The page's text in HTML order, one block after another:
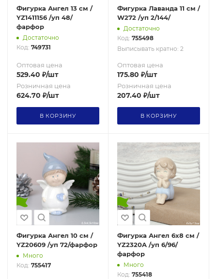
Фигурка Ангел 13 см /
YZ1411156 /уп 48/
фарфор
Достаточно
Код: 749731
Оптовая цена
529.40 ₽/шт
Розничная цена
624.70 ₽/шт
В КОРЗИНУ
Фигурка Лаванда 11 см /
W272 /уп 2/144/
Достаточно
Код: 755498
Выписывать кратно: 2
Оптовая цена
175.80 ₽/шт
Розничная цена
207.40 ₽/шт
В КОРЗИНУ
Фигурка Ангел 10 см /
YZ20609 /уп 72/фарфор
Много
Код: 755417
Фигурка Ангел 6х8 см /
YZ2320A /уп 6/96/
фарфор
Много
Код: 755418